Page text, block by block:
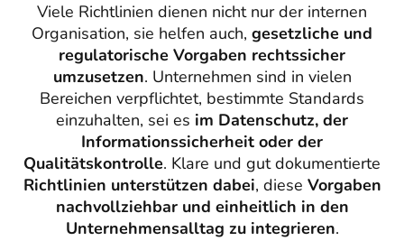
Viele Richtlinien dienen nicht nur der internen
Organisation, sie helfen auch, gesetzliche und
regulatorische Vorgaben rechtssicher
umzusetzen. Unternehmen sind in vielen
Bereichen verpflichtet, bestimmte Standards
einzuhalten, sei es im Datenschutz, der
Informationssicherheit oder der
Qualitätskontrolle. Klare und gut dokumentierte
Richtlinien unterstützen dabei, diese Vorgaben
nachvollziehbar und einheitlich in den
Unternehmensalltag zu integrieren.